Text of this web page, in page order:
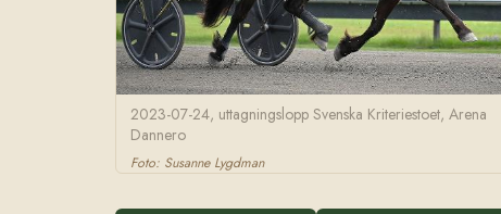
2023-07-24, uttagningslopp Svenska Kriteriestoet, Arena
Dannero
Foto: Susanne Lygdman